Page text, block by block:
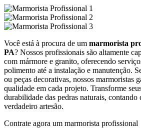
Você está à procura de um marmorista
PA? Nossos profissionais são altamente
com mármore e granito, oferecendo
polimento até a instalação e manutenção.
ou peças decorativas, nossos marmoristas
qualidade em cada projeto. Transforme
durabilidade das pedras naturais, contando
verdadeiro artesão.
Contrate agora um marmorista profissional